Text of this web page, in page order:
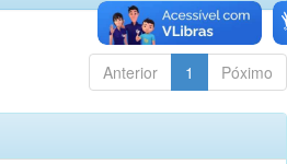
Anterior 1 Póximo